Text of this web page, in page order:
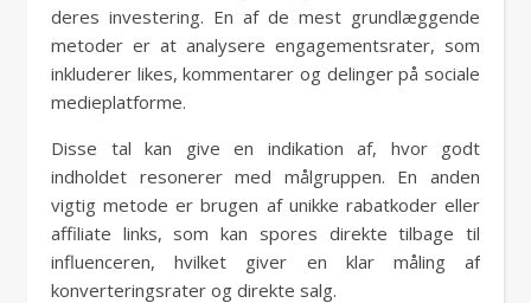
deres investering. En af de mest grundlæggende
metoder er at analysere engagementsrater, som
inkluderer likes, kommentarer og delinger på sociale
medieplatforme.
Disse tal kan give en indikation af, hvor godt
indholdet resonerer med målgruppen. En anden
vigtig metode er brugen af unikke rabatkoder eller
affiliate links, som kan spores direkte tilbage til
influenceren, hvilket giver en klar måling af
konverteringsrater og direkte salg.